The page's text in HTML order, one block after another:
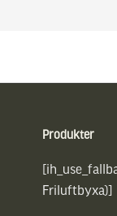
Produkter
Friluftbyxa)]